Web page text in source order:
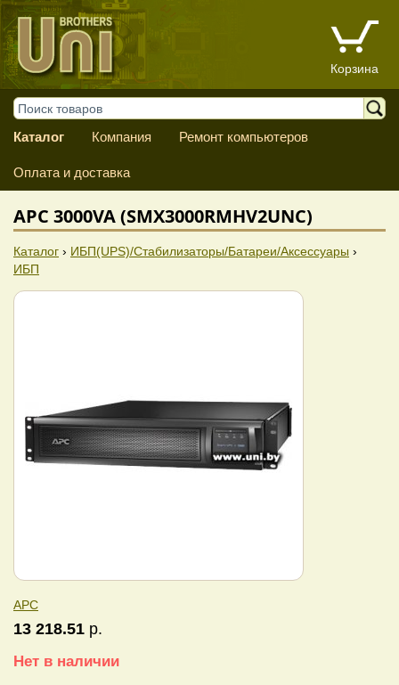
Корзина
Каталог Компания Ремонт компьютеров
Оплата и доставка
APC 3000VA (SMX3000RMHV2UNC)
Каталог › ИБП(UPS)/Стабилизаторы/Батареи/Аксессуары ›
ИБП
APC
13 218.51 р.
Нет в наличии